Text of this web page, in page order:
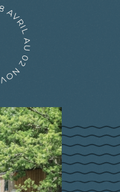
2025